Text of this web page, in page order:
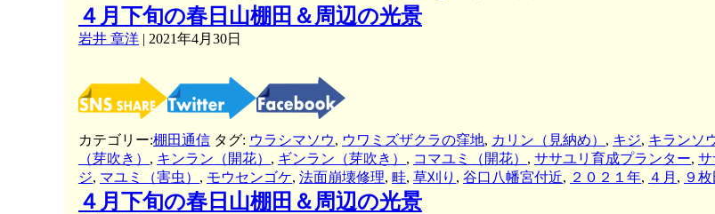
４月下旬の春日山棚田＆周辺の光景
岩井 章洋 | 2021年4月30日
カテゴリー:棚田通信 タグ: ウラシマソウ, ウワミズザクラの窪地, カリン（見納め） , キジ, キランソ
（芽吹き） , キンラン（開花） , ギンラン（芽吹き） , コマユミ（開花） , ササユリ育成プランター, サ
ジ, マユミ（害虫） , モウセンゴケ, 法面崩壊修理, 畦, 草刈り , 谷口八幡宮付近, ２０２１年, ４月 , ９枚
４月下旬の春日山棚田＆周辺の光景